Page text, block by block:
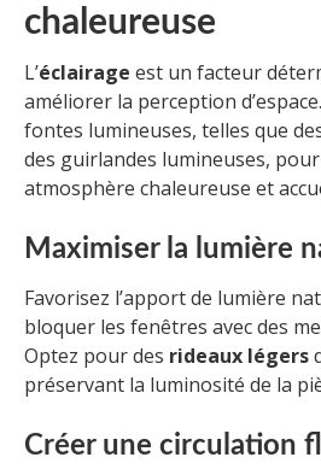
chaleureuse
L’éclairage est un facteur
améliorer la perception
fontes lumineuses, telles que
des guirlandes lumineuses,
atmosphère chaleureuse et
Maximiser la lumière
Favorisez l’apport de lumière
bloquer les fenêtres avec des
Optez pour des rideaux légers
préservant la luminosité de la
Créer une circulation